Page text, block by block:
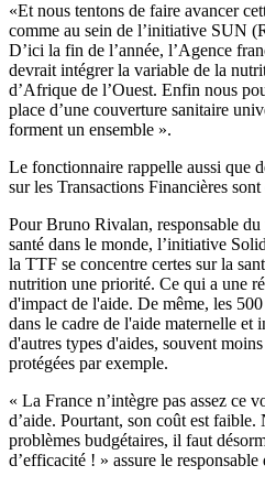
«Et nous tentons de faire avancer
comme au sein de l’initiative SUN
D’ici la fin de l’année, l’Agence
devrait intégrer la variable de la
d’Afrique de l’Ouest. Enfin nous
place d’une couverture sanitaire
forment un ensemble ».
Le fonctionnaire rappelle aussi que
sur les Transactions Financières
Pour Bruno Rivalan, responsable
santé dans le monde, l’initiative
la TTF se concentre certes sur la
nutrition une priorité. Ce qui a une
d'impact de l'aide. De même, les
dans le cadre de l'aide maternelle et
d'autres types d'aides, souvent
protégées par exemple.
« La France n’intègre pas assez ce
d’aide. Pourtant, son coût est faible.
problèmes budgétaires, il faut
d’efficacité ! » assure le